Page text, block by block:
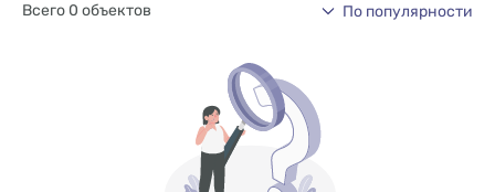
Всего 0 объектов По популярности